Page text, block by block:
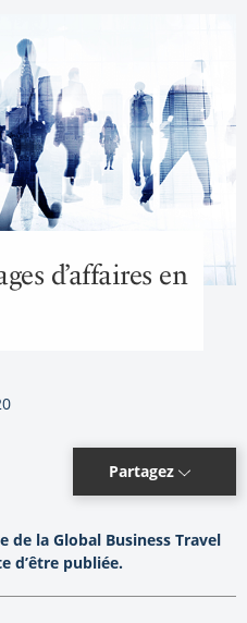
d’affaires en
Partagez
de la Global Business Travel
d’être publiée.